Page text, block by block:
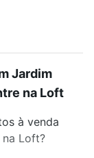
Jardim
na Loft
à venda
na Loft?